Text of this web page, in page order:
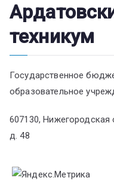
техникум
Государственное
образовательное
607130, Нижегородская
д. 48